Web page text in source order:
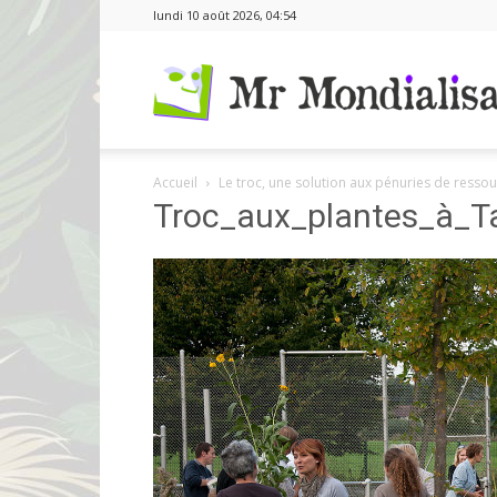
lundi 10 août 2026, 04:54
Accueil Le troc, une solution aux pénuries de